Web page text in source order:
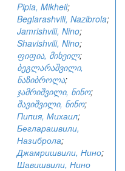
Pipia, Mikheil;
Beglarashvili, Nazibrola;
Jamrishvili, Nino;
Shavishvili, Nino;
ფიფია, მიხეილ;
ბეგლარაშვილი,
ნაზიბროლა;
ჯამრიშვილი, ნინო;
შავიშვილი, ნინო;
Пипия, Михаил;
Бегларашвили,
Назиброла;
Джамришвили, Нино;
Шавишвили, Нино